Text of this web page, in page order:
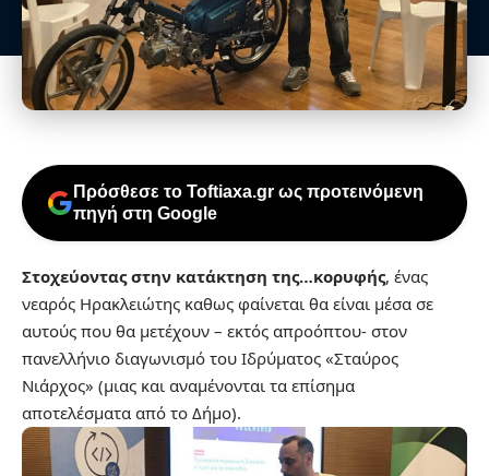
Πρόσθεσε το Toftiaxa.gr ως προτεινόμενη
πηγή στη Google
Στοχεύοντας στην κατάκτηση της…κορυφής, ένας
νεαρός Ηρακλειώτης καθως φαίνεται θα είναι μέσα σε
αυτούς που θα μετέχουν – εκτός απροόπτου- στον
πανελλήνιο διαγωνισμό του Ιδρύματος «Σταύρος
Νιάρχος» (μιας και αναμένονται τα επίσημα
αποτελέσματα από το Δήμο).